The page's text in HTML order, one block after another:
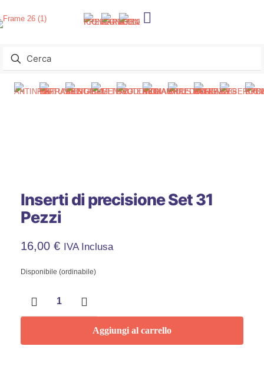
Inserti di precisione Set 31
Pezzi
16,00 € IVA Inclusa
Disponibile (ordinabile)
precisione
Pezzi
Aggiungi al carrello